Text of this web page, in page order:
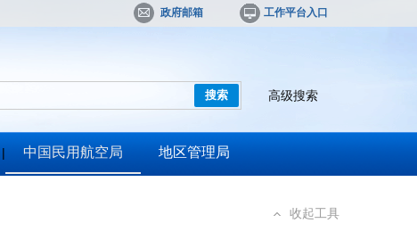
政府邮箱 工作平台入口
高级搜索
| 中国民用航空局 地区管理局
收起工具